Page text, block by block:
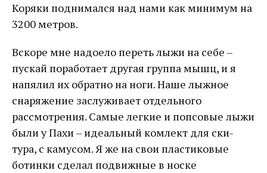
Коряки поднимался над нами как минимум на
3200 метров.
Вскоре мне надоело переть лыжи на себе –
пускай поработает другая группа мышц, и я
напялил их обратно на ноги. Наше лыжное
снаряжение заслуживает отдельного
рассмотрения. Самые легкие и попсовые лыжи
были у Пахи – идеальный комлект для ски-
тура, с камусом. Я же на свои пластиковые
ботинки сделал подвижные в носке